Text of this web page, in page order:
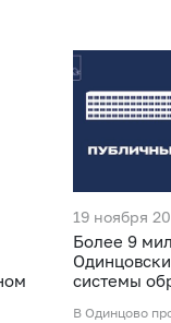
19 ноября
Более 9
системы
В Одинцово